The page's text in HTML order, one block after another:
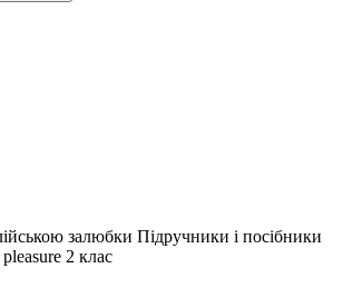
залюбки Пiдручники i посiбники
2 клас